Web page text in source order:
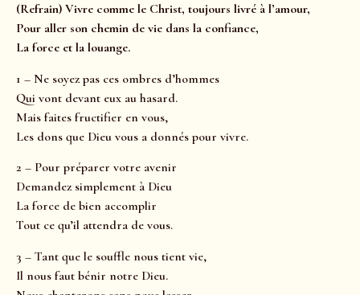
(Refrain) Vivre comme le Christ, toujours livré à l’amour,
Pour aller son chemin de vie dans la confiance,
La force et la louange.
1 – Ne soyez pas ces ombres d’hommes
Qui vont devant eux au hasard.
Mais faites fructifier en vous,
Les dons que Dieu vous a donnés pour vivre.
2 – Pour préparer votre avenir
Demandez simplement à Dieu
La force de bien accomplir
Tout ce qu’il attendra de vous.
3 – Tant que le souffle nous tient vie,
Il nous faut bénir notre Dieu.